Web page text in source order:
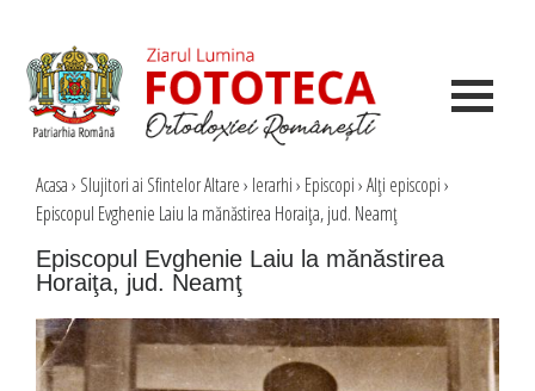
Acasa› Slujitori ai Sfintelor Altare› Ierarhi› Episcopi›Alţi episcopi›
Episcopul Evghenie Laiu la mănăstirea Horaiţa, jud. Neamţ
Episcopul Evghenie Laiu la mănăstirea
Horaiţa, jud. Neamţ